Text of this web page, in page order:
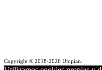
Copyright ® 2018-2026 Utopian.